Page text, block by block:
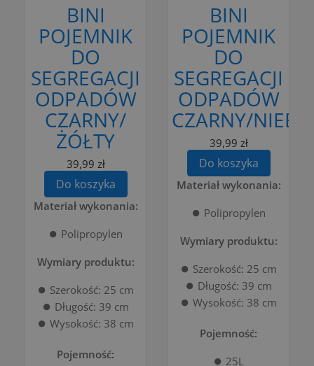
BINI
POJEMNIK
DO
SEGREGACJI
ODPADÓW
CZARNY/
ŻÓŁTY
39,99 zł
Do koszyka
Materiał wykonania:
⏺️ Polipropylen
Wymiary produktu:
⏺️ Szerokość: 25 cm
⏺️ Długość: 39 cm
⏺️ Wysokość: 38 cm
Pojemność:
BINI
POJEMNIK
DO
SEGREGACJI
ODPADÓW
CZARNY/
39,99 zł
Do koszyka
Materiał wykonania:
⏺️ Polipropylen
Wymiary produktu:
⏺️ Szerokość: 25 cm
⏺️ Długość: 39 cm
⏺️ Wysokość: 38 cm
Pojemność:
⏺️ 25L